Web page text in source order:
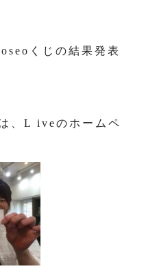
くじの結果発表
、L iveのホームペ